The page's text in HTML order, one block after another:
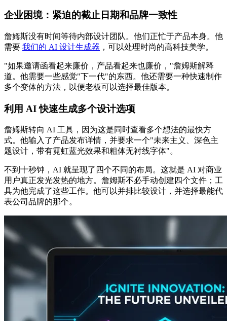
企业困境：紧迫的截止日期和品牌一致性
詹姆斯没有时间等待内部设计团队。他们正忙于产品本身。他
需要 我们的 AI 设计生成器 ，可以处理时尚的高科技美学。
"如果邀请函看起来廉价，产品看起来也廉价，"詹姆斯解释
道。他需要一些感觉"下一代"的东西。他还需要一种快速制作
多个变体的方法，以便老板可以选择最佳版本。
利用 AI 快速生成多个设计选项
詹姆斯转向 AI 工具，因为这是同时查看多个想法的最快方
式。他输入了产品发布详情，并要求一个"未来主义、深色主
题设计，带有霓虹蓝光效果和粗体无衬线字体"。
不到十秒钟，AI 就呈现了四个不同的布局。这就是 AI 对商业
用户真正发光发热的地方。詹姆斯不必手动创建四个文件；工
具为他完成了这些工作。他可以并排比较设计，并选择最能代
表公司品牌的那个。